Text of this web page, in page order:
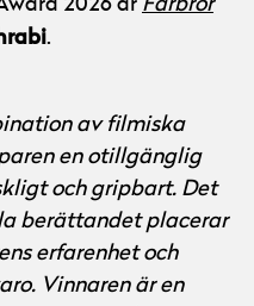
2026 är Farbror
.
av filmiska
en otillgänglig
och gripbart. Det
berättandet placerar
erfarenhet och
Vinnaren är en